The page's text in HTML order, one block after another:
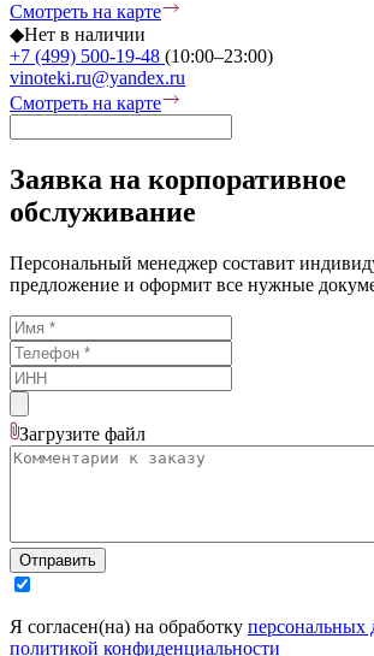
Смотреть на карте
◆Нет в наличии
+7 (499) 500-19-48 (10:00–23:00)
vinoteki.ru@yandex.ru
Смотреть на карте
Заявка на корпоративное
обслуживание
Персональный менеджер составит
предложение и оформит все нужные
Загрузите файл
Отправить
Я согласен(на) на обработку персональных
политикой конфиденциальности